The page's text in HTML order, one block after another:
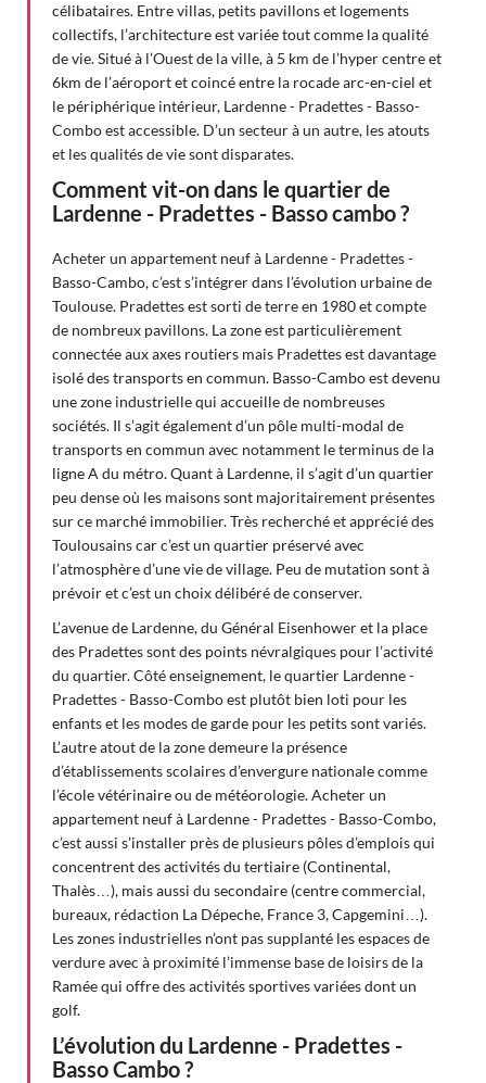
célibataires. Entre villas, petits pavillons et logements
collectifs, l’architecture est variée tout comme la qualité
de vie. Situé à l’Ouest de la ville, à 5 km de l’hyper centre et
6km de l’aéroport et coincé entre la rocade arc-en-ciel et
le périphérique intérieur, Lardenne - Pradettes - Basso-
Combo est accessible. D’un secteur à un autre, les atouts
et les qualités de vie sont disparates.
Comment vit-on dans le quartier de
Lardenne - Pradettes - Basso cambo ?
Acheter un appartement neuf à Lardenne - Pradettes -
Basso-Cambo, c’est s’intégrer dans l’évolution urbaine de
Toulouse. Pradettes est sorti de terre en 1980 et compte
de nombreux pavillons. La zone est particulièrement
connectée aux axes routiers mais Pradettes est davantage
isolé des transports en commun. Basso-Cambo est devenu
une zone industrielle qui accueille de nombreuses
sociétés. Il s’agit également d’un pôle multi-modal de
transports en commun avec notamment le terminus de la
ligne A du métro. Quant à Lardenne, il s’agit d’un quartier
peu dense où les maisons sont majoritairement présentes
sur ce marché immobilier. Très recherché et apprécié des
Toulousains car c’est un quartier préservé avec
l’atmosphère d’une vie de village. Peu de mutation sont à
prévoir et c’est un choix délibéré de conserver.
L’avenue de Lardenne, du Général Eisenhower et la place
des Pradettes sont des points névralgiques pour l’activité
du quartier. Côté enseignement, le quartier Lardenne -
Pradettes - Basso-Combo est plutôt bien loti pour les
enfants et les modes de garde pour les petits sont variés.
L’autre atout de la zone demeure la présence
d’établissements scolaires d’envergure nationale comme
l’école vétérinaire ou de météorologie. Acheter un
appartement neuf à Lardenne - Pradettes - Basso-Combo,
c’est aussi s’installer près de plusieurs pôles d’emplois qui
concentrent des activités du tertiaire (Continental,
Thalès…), mais aussi du secondaire (centre commercial,
bureaux, rédaction La Dépeche, France 3, Capgemini…).
Les zones industrielles n’ont pas supplanté les espaces de
verdure avec à proximité l’immense base de loisirs de la
Ramée qui offre des activités sportives variées dont un
golf.
L’évolution du Lardenne - Pradettes -
Basso Cambo ?